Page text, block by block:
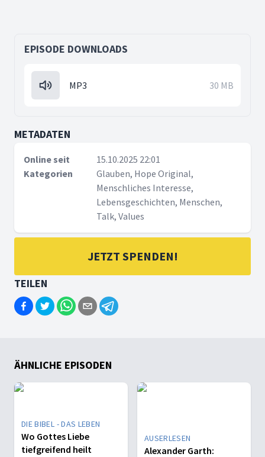
EPISODE DOWNLOADS
MP3 30 MB
METADATEN
Online seit
15.10.2025 22:01
Kategorien
Glauben, Hope Original,
Menschliches Interesse,
Lebensgeschichten, Menschen,
Talk, Values
JETZT SPENDEN!
TEILEN
ÄHNLICHE EPISODEN
DIE BIBEL - DAS LEBEN
Wo Gottes Liebe
tiefgreifend heilt
AUSERLESEN
Alexander Garth: